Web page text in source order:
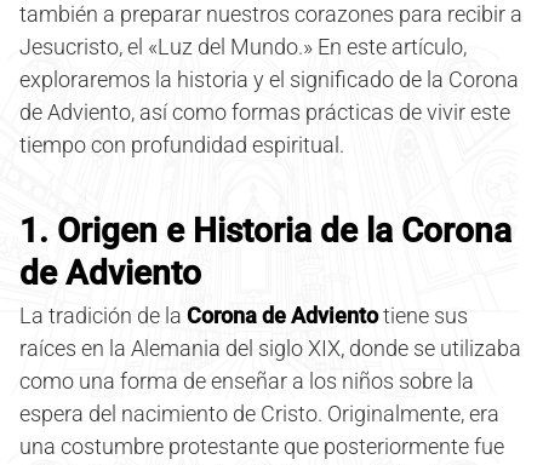
también a preparar nuestros corazones para recibir a
Jesucristo, el «Luz del Mundo.» En este artículo,
exploraremos la historia y el significado de la Corona
de Adviento, así como formas prácticas de vivir este
tiempo con profundidad espiritual.
1. Origen e Historia de la Corona
de Adviento
La tradición de la Corona de Advientotiene sus
raíces en la Alemania del siglo XIX, donde se utilizaba
como una forma de enseñar a los niños sobre la
espera del nacimiento de Cristo. Originalmente, era
una costumbre protestante que posteriormente fue